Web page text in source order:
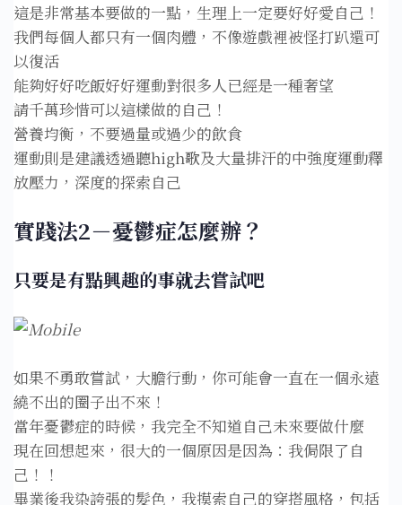
這是非常基本要做的一點，生理上一定要好好愛自己！⁣
我們每個人都只有一個肉體，不像遊戲裡被怪打趴還可
以復活⁣
能夠好好吃飯好好運動對很多人已經是一種奢望⁣
請千萬珍惜可以這樣做的自己！⁣
營養均衡，不要過量或過少的飲食⁣
運動則是建議透過聽high歌及大量排汗的中強度運動釋
放壓力，深度的探索自己⁣
實踐法2－憂鬱症怎麼辦？
只要是有點興趣的事就去嘗試吧
如果不勇敢嘗試，大膽行動，你可能會一直在一個永遠
繞不出的圈子出不來！⁣
當年憂鬱症的時候，我完全不知道自己未來要做什麼⁣
現在回想起來，很大的一個原因是因為：我侷限了自
己！！⁣
畢業後我染誇張的髮色，我摸索自己的穿搭風格，包括